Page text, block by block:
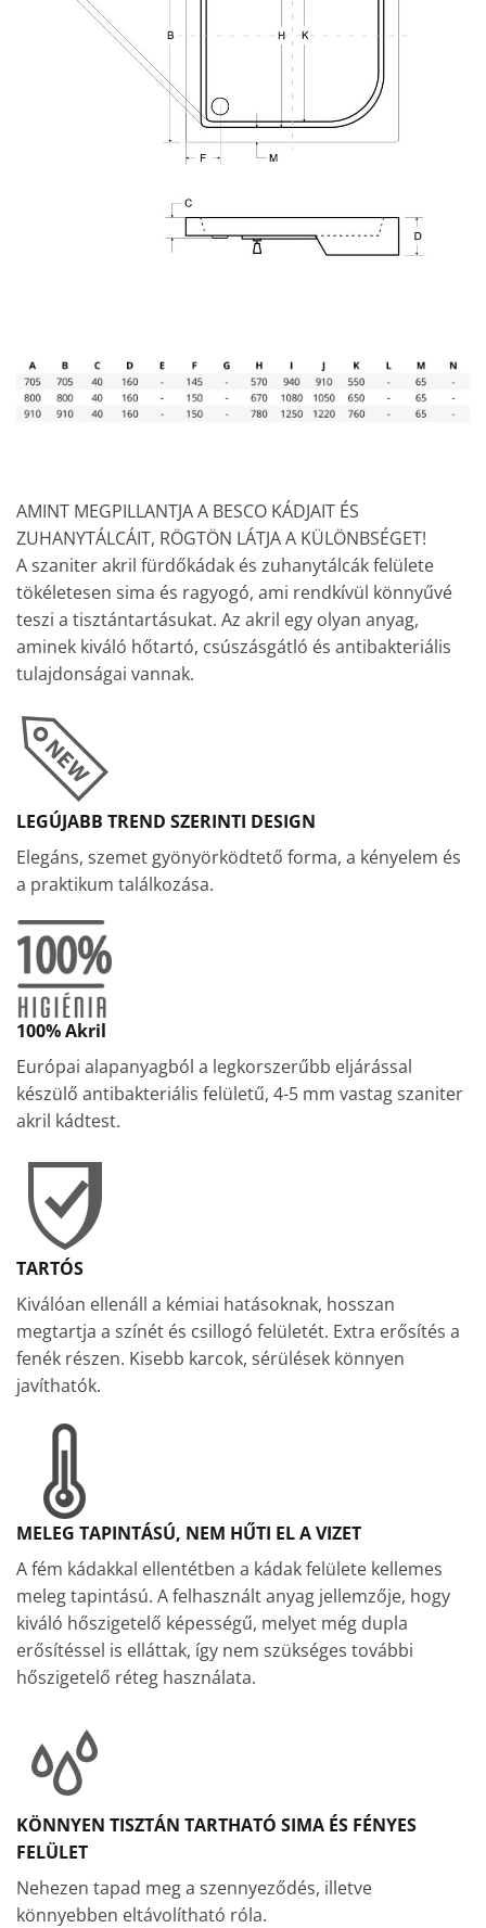
AMINT MEGPILLANTJA A BESCO KÁDJAIT ÉS
ZUHANYTÁLCÁIT, RÖGTÖN LÁTJA A KÜLÖNBSÉGET!
A szaniter akril fürdőkádak és zuhanytálcák felülete
tökéletesen sima és ragyogó, ami rendkívül könnyűvé
teszi a tisztántartásukat. Az akril egy olyan anyag,
aminek kiváló hőtartó, csúszásgátló és antibakteriális
tulajdonságai vannak.
LEGÚJABB TREND SZERINTI DESIGN
Elegáns, szemet gyönyörködtető forma, a kényelem és
a praktikum találkozása.
100% Akril
Európai alapanyagból a legkorszerűbb eljárással
készülő antibakteriális felületű, 4-5 mm vastag szaniter
akril kádtest.
TARTÓS
Kiválóan ellenáll a kémiai hatásoknak, hosszan
megtartja a színét és csillogó felületét. Extra erősítés a
fenék részen. Kisebb karcok, sérülések könnyen
javíthatók.
MELEG TAPINTÁSÚ, NEM HŰTI EL A VIZET
A fém kádakkal ellentétben a kádak felülete kellemes
meleg tapintású. A felhasznált anyag jellemzője, hogy
kiváló hőszigetelő képességű, melyet még dupla
erősítéssel is elláttak, így nem szükséges további
hőszigetelő réteg használata.
KÖNNYEN TISZTÁN TARTHATÓ SIMA ÉS FÉNYES
FELÜLET
Nehezen tapad meg a szennyeződés, illetve
könnyebben eltávolítható róla.